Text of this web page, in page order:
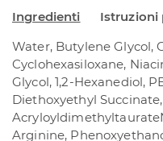
Ingredienti Istruzioni
Water, Butylene Glycol,
Cyclohexasiloxane,
Glycol, 1,2-Hexanediol,
Diethoxyethyl
Arginine,